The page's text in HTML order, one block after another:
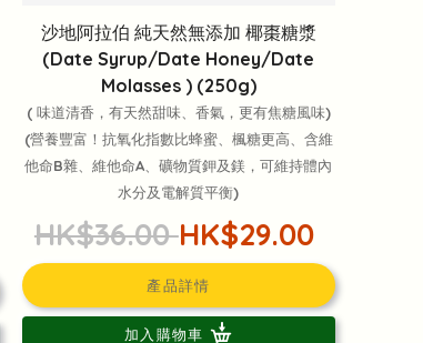
沙地阿拉伯 純天然無添加 椰棗糖漿
(Date Syrup/Date Honey/Date
Molasses ) (250g)
( 味道清香，有天然甜味、香氣，更有焦糖風味)
(營養豐富！抗氧化指數比蜂蜜、楓糖更高、含維
他命B雜、維他命A、礦物質鉀及鎂，可維持體內
水分及電解質平衡)
HK$36.00HK$29.00
產品詳情
加入購物車